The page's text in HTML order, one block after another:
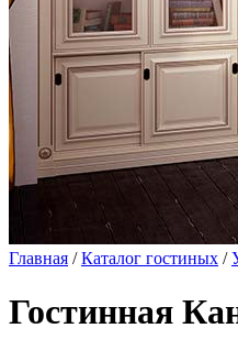
Главная /Каталог гостиных /
Гостинная